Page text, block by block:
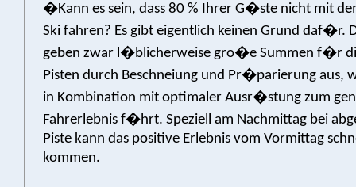
�Kann es sein, dass 80 % Ihrer G�ste nicht mit
Ski fahren? Es gibt eigentlich keinen Grund daf�r.
geben zwar l�blicherweise gro�e Summen f�r
Pisten durch Beschneiung und Pr�parierung aus,
in Kombination mit optimaler Ausr�stung zum
Fahrerlebnis f�hrt. Speziell am Nachmittag bei
Piste kann das positive Erlebnis vom Vormittag
kommen.